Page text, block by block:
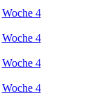
Woche 4
Woche 4
Woche 4
Woche 4